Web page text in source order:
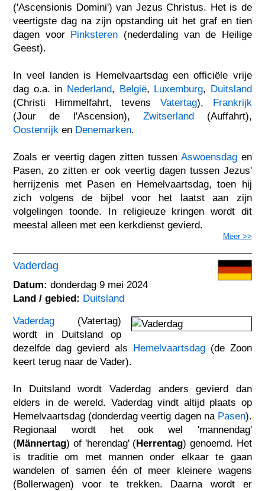
('Ascensionis Domini') van Jezus Christus. Het is de
veertigste dag na zijn opstanding uit het graf en tien
dagen voor Pinksteren (nederdaling van de Heilige
Geest).
In veel landen is Hemelvaartsdag een officiële vrije
dag o.a. in Nederland, België, Luxemburg, Duitsland
(Christi Himmelfahrt, tevens Vatertag), Frankrijk
(Jour de l'Ascension), Zwitserland(Auffahrt),
Oostenrijk en Denemarken.
Zoals er veertig dagen zitten tussen Aswoensdagen
Pasen, zo zitten er ook veertig dagen tussen Jezus'
herrijzenis met Pasen en Hemelvaartsdag, toen hij
zich volgens de bijbel voor het laatst aan zijn
volgelingen toonde. In religieuze kringen wordt dit
meestal alleen met een kerkdienst gevierd.
Meer >>
Vaderdag
Datum: donderdag 9 mei 2024
Land / gebied: Duitsland
Vaderdag (Vatertag)
wordt in Duitsland op
dezelfde dag gevierd als Hemelvaartsdag(de Zoon
keert terug naar de Vader).
In Duitsland wordt Vaderdag anders gevierd dan
elders in de wereld. Vaderdag vindt altijd plaats op
Hemelvaartsdag (donderdag veertig dagen na Pasen).
Regionaal wordt het ook wel 'mannendag'
(Männertag) of 'herendag' (Herrentag) genoemd. Het
is traditie om met mannen onder elkaar te gaan
wandelen of samen één of meer kleinere wagens
(Bollerwagen) voor te trekken. Daarna wordt er